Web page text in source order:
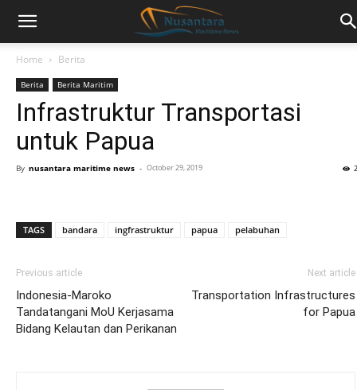
Home Berita
Berita Berita Maritim
Infrastruktur Transportasi
untuk Papua
By nusantara maritime news - October 29, 2019
TAGS bandara ingfrastruktur papua pelabuhan
Previous article
Indonesia-Maroko
Tandatangani MoU Kerjasama
Bidang Kelautan dan Perikanan
Next article
Transportation Infrastructures
for Papua